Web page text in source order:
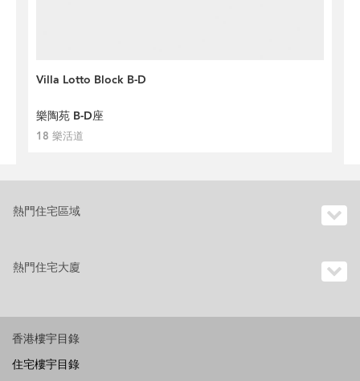
Villa Lotto Block B-D
樂陶苑 B-D座
18 樂活道
熱門住宅區域
熱門住宅大廈
香港樓宇目錄
住宅樓宇目錄